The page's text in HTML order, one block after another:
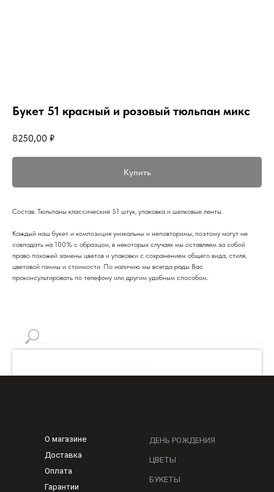
Букет 51 красный и розовый тюльпан микс
8250,00 ₽
Купить
Состав: Тюльпаны классические 51 штук, упаковка и шелковые ленты.
Каждый наш букет и композиция уникальны и неповторимы, поэтому могут не
совпадать на 100% с образцом, в некоторых случаях мы оставляем за собой
право похожей замены цветов и упаковки с сохранением общего вида, стиля,
цветовой гаммы и стоимости. По наличию мы всегда рады Вас
проконсультировать по телефону или другим удобным способом.
О магазине
Оплата
Доставка
Гарантии
ДЕНЬ РОЖДЕНИЯ
ЦВЕТЫ
БУКЕТЫ